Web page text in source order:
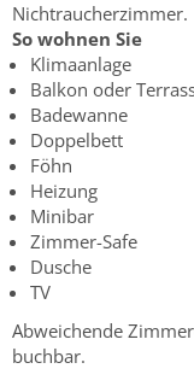
Nichtraucherzimmer.
So wohnen Sie
Klimaanlage
Balkon oder
Badewanne
Doppelbett
Föhn
Heizung
Minibar
Zimmer-Safe
Dusche
TV
Abweichende
buchbar.